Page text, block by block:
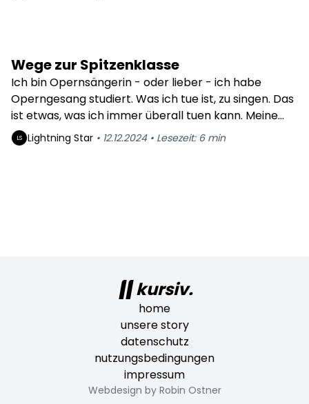
Wege zur Spitzenklasse
Ich bin Opernsängerin - oder lieber - ich habe
Operngesang studiert. Was ich tue ist, zu singen. Das
ist etwas, was ich immer überall tuen kann. Meine
Stimme - mich, meinen Körper - habe ich immer
dabei. Mein Körper ist mein Schneckenhaus, welchen
LS Lightning Star • 12.12.2024• Lesezeit: 6min
kursiv.
home
unsere story
datenschutz
nutzungsbedingungen
impressum
Webdesign by Robin Ostner